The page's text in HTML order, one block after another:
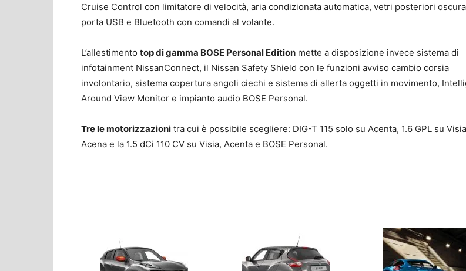
Cruise Control con limitatore di velocità, aria condizionata automatica, vetri posteriori
porta USB e Bluetooth con comandi al volante.
L’allestimento top di gamma BOSE Personal Edition mette a disposizione invece sistema di
infotainment NissanConnect, il Nissan Safety Shield con le funzioni avviso cambio corsia
involontario, sistema copertura angoli ciechi e sistema di allerta oggetti in movimento,
Around View Monitor e impianto audio BOSE Personal.
Tre le motorizzazioni tra cui è possibile scegliere: DIG-T 115 solo su Acenta, 1.6 GPL su
Acena e la 1.5 dCi 110 CV su Visia, Acenta e BOSE Personal.